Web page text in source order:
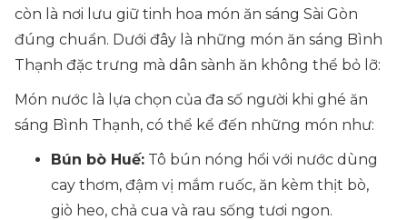
còn là nơi lưu giữ tinh hoa món ăn sáng Sài Gòn
đúng chuẩn. Dưới đây là những món ăn sáng Bình
Thạnh đặc trưng mà dân sành ăn không thể bỏ lỡ:
Món nước là lựa chọn của đa số người khi ghé ăn
sáng Bình Thạnh, có thể kể đến những món như:
Bún bò Huế: Tô bún nóng hổi với nước dùng
cay thơm, đậm vị mắm ruốc, ăn kèm thịt bò,
giò heo, chả cua và rau sống tươi ngon.